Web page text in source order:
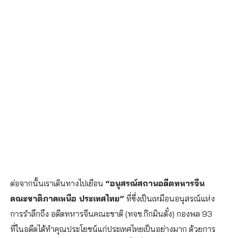
ต่อจากนั้นเราเดินทางไปเยือน “อนุสรณ์สถานอดีตทหารจีน
คณะชาติภาคเหนือ ประเทศไทย” ที่ซึ่งเป็นเหมือนอนุสรณ์แห่ง
การรำลึกถึง อดีตทหารจีนคณะชาติ (ทจช.ก๊กมินตั๋ง) กองพล 93
ที่ในอดีตได้ทำคุณประโยชน์แก่ประเทศไทยเป็นอย่างมาก ด้วยการ